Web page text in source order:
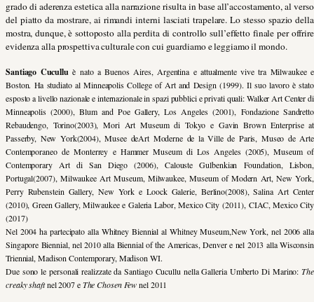
grado di aderenza estetica alla narrazione risulta in base all’accostamento, al verso
del piatto da mostrare, ai rimandi interni lasciati trapelare. Lo stesso spazio della
mostra, dunque, è sottoposto alla perdita di controllo sull’effetto finale per offrire
evidenza alla prospettiva culturale con cui guardiamo e leggiamo il mondo.
Santiago Cucullu è nato a Buenos Aires, Argentina e attualmente vive tra Milwaukee e
Boston. Ha studiato al Minneapolis College of Art and Design (1999). Il suo lavoro è stato
esposto a livello nazionale e internazionale in spazi pubblici e privati quali: Walker Art Center di
Minneapolis (2000), Blum and Poe Gallery, Los Angeles (2001), Fondazione Sandretto
Rebaudengo, Torino(2003), Mori Art Museum di Tokyo e Gavin Brown Enterprise at
Passerby, New York(2004), Musee deArt Moderne de la Ville de Paris, Museo de Arte
Contemporaneo de Monterrey e Hammer Museum di Los Angeles (2005), Museum of
Contemporary Art di San Diego (2006), Calouste Gulbenkian Foundation, Lisbon,
Portugal(2007), Milwaukee Art Museum, Milwaukee, Museum of Modern Art, New York,
Perry Rubenstein Gallery, New York eLoock Galerie, Berlino(2008), Salina Art Center
(2010), Green Gallery, Milwaukee e Galeria Labor, Mexico City (2011), CIAC, Mexico City
(2017)
Nel 2004 ha partecipato alla Whitney Biennial al Whitney Museum,New York, nel 2006 alla
Singapore Biennial, nel 2010 alla Biennial of the Americas, Denver e nel 2013 alla Wisconsin
Triennial, Madison Contemporary, Madison WI.
Due sono le personali realizzate da Santiago Cucullu nella Galleria Umberto Di Marino:The
creaky shaftnel 2007 eThe Chosen Fewnel 2011